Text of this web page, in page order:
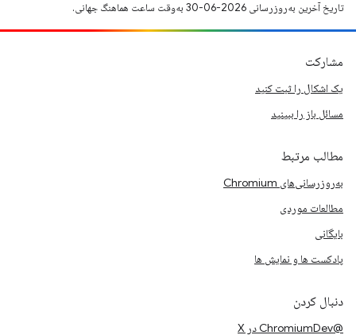
تاریخ آخرین به‌روزرسانی 2026-06-30 به‌وقت ساعت هماهنگ جهانی.
مشارکت
یک اشکال را ثبت کنید
مسائل باز را ببینید
مطالب مرتبط
به‌روزرسانی‌های Chromium
مطالعات موردی
بایگانی
پادکست ها و نمایش ها
دنبال کردن
@ChromiumDev در X